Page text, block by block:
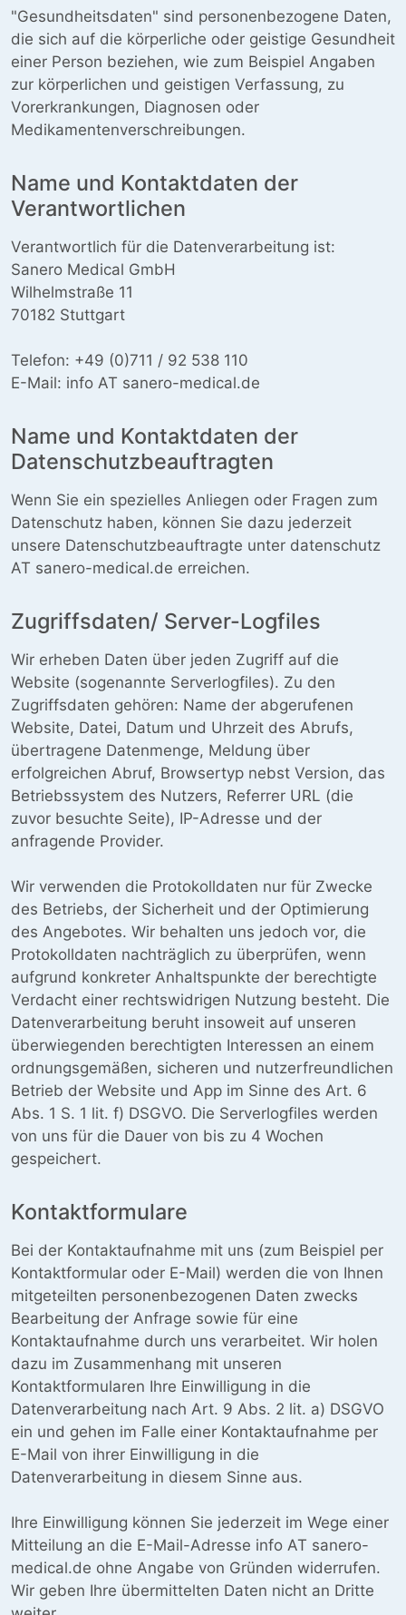
"Gesundheitsdaten" sind personenbezogene Daten,
die sich auf die körperliche oder geistige Gesundheit
einer Person beziehen, wie zum Beispiel Angaben
zur körperlichen und geistigen Verfassung, zu
Vorerkrankungen, Diagnosen oder
Medikamentenverschreibungen.
Name und Kontaktdaten der
Verantwortlichen
Verantwortlich für die Datenverarbeitung ist:
Sanero Medical GmbH
Wilhelmstraße 11
70182 Stuttgart
Telefon: +49 (0)711 / 92 538 110
E-Mail: info AT sanero-medical.de
Name und Kontaktdaten der
Datenschutzbeauftragten
Wenn Sie ein spezielles Anliegen oder Fragen zum
Datenschutz haben, können Sie dazu jederzeit
unsere Datenschutzbeauftragte unter datenschutz
AT sanero-medical.de erreichen.
Zugriffsdaten/ Server-Logfiles
Wir erheben Daten über jeden Zugriff auf die
Website (sogenannte Serverlogfiles). Zu den
Zugriffsdaten gehören: Name der abgerufenen
Website, Datei, Datum und Uhrzeit des Abrufs,
übertragene Datenmenge, Meldung über
erfolgreichen Abruf, Browsertyp nebst Version, das
Betriebssystem des Nutzers, Referrer URL (die
zuvor besuchte Seite), IP-Adresse und der
anfragende Provider.
Wir verwenden die Protokolldaten nur für Zwecke
des Betriebs, der Sicherheit und der Optimierung
des Angebotes. Wir behalten uns jedoch vor, die
Protokolldaten nachträglich zu überprüfen, wenn
aufgrund konkreter Anhaltspunkte der berechtigte
Verdacht einer rechtswidrigen Nutzung besteht. Die
Datenverarbeitung beruht insoweit auf unseren
überwiegenden berechtigten Interessen an einem
ordnungsgemäßen, sicheren und nutzerfreundlichen
Betrieb der Website und App im Sinne des Art. 6
Abs. 1 S. 1 lit. f) DSGVO. Die Serverlogfiles werden
von uns für die Dauer von bis zu 4 Wochen
gespeichert.
Kontaktformulare
Bei der Kontaktaufnahme mit uns (zum Beispiel per
Kontaktformular oder E-Mail) werden die von Ihnen
mitgeteilten personenbezogenen Daten zwecks
Bearbeitung der Anfrage sowie für eine
Kontaktaufnahme durch uns verarbeitet. Wir holen
dazu im Zusammenhang mit unseren
Kontaktformularen Ihre Einwilligung in die
Datenverarbeitung nach Art. 9 Abs. 2 lit. a) DSGVO
ein und gehen im Falle einer Kontaktaufnahme per
E-Mail von ihrer Einwilligung in die
Datenverarbeitung in diesem Sinne aus.
Ihre Einwilligung können Sie jederzeit im Wege einer
Mitteilung an die E-Mail-Adresse info AT sanero-
medical.de ohne Angabe von Gründen widerrufen.
Wir geben Ihre übermittelten Daten nicht an Dritte